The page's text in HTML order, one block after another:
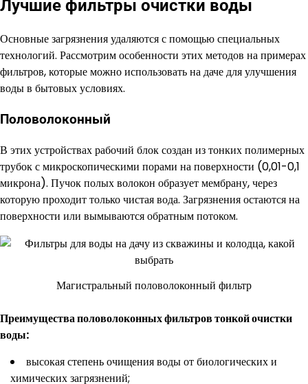
Лучшие фильтры очистки воды
Основные загрязнения удаляются с помощью специальных
технологий. Рассмотрим особенности этих методов на примерах
фильтров, которые можно использовать на даче для улучшения
воды в бытовых условиях.
Половолоконный
В этих устройствах рабочий блок создан из тонких полимерных
трубок с микроскопическими порами на поверхности (0,01-0,1
микрона). Пучок полых волокон образует мембрану, через
которую проходит только чистая вода. Загрязнения остаются на
поверхности или вымываются обратным потоком.
Магистральный половолоконный фильтр
Преимущества половолоконных фильтров тонкой очистки
воды:
высокая степень очищения воды от биологических и
химических загрязнений;